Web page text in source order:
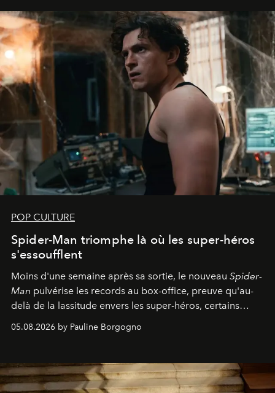
POP CULTURE
Spider-Man triomphe là où les super-héros
s'essoufflent
Moins d'une semaine après sa sortie, le nouveau Spider-
Man pulvérise les records au box-office, preuve qu'au-
delà de la lassitude envers les super-héros, certains
personnages continuent de susciter une ferveur intacte.
05.08.2026 by Pauline Borgogno